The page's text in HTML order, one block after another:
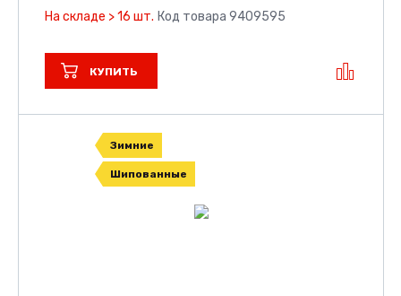
На складе > 16 шт. Код товара 9409595
КУПИТЬ
Зимние
Шипованные